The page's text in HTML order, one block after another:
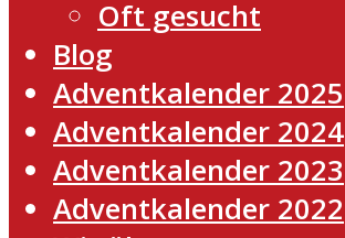
Oft gesucht
Blog
Adventkalender 2025
Adventkalender 2024
Adventkalender 2023
Adventkalender 2022